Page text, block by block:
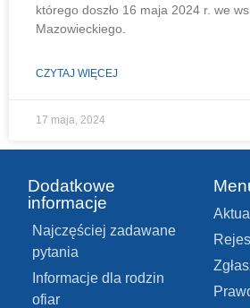
którego doszło 16 maja 2024 r. we
Mazowieckiego.
CZYTAJ WIĘCEJ
17 maja, 2024
Dodatkowe
informacje
Najczęściej zadawane
pytania
Informacje dla rodzin
ofiar